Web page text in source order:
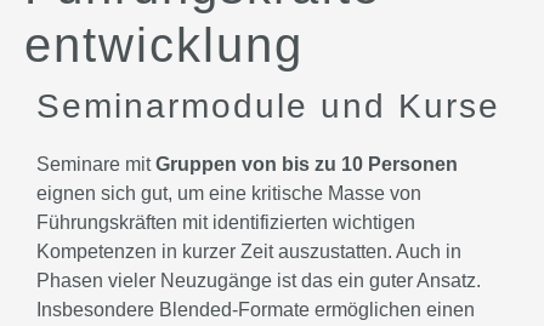
entwicklung
Seminarmodule und Kurse
Seminare mitGruppen von bis zu 10 Personen
eignen sich gut, um eine kritische Masse von
Führungskräften mit identifizierten wichtigen
Kompetenzen in kurzer Zeit auszustatten. Auch in
Phasen vieler Neuzugänge ist das ein guter Ansatz.
Insbesondere Blended-Formate ermöglichen einen